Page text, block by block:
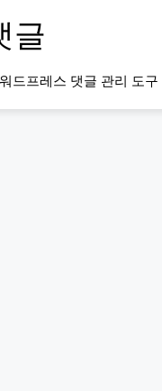
글
워드프레스 댓글 관리 도구